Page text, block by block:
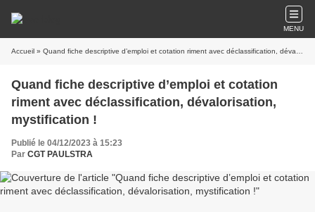
MENU
Accueil » Quand fiche descriptive d’emploi et cotation riment avec déclassification, dévalorisation, mystification !
Quand fiche descriptive d’emploi et cotation
riment avec déclassification, dévalorisation,
mystification !
Publié le 04/12/2023 à 15:23
Par CGT PAULSTRA